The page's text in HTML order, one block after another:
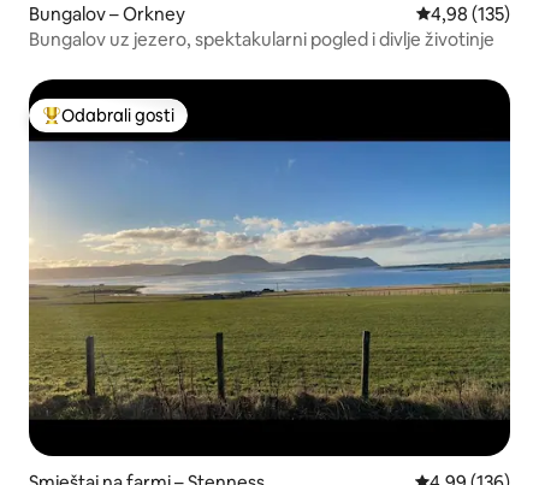
Bungalov – Orkney Prosječna
4,98 (135)
Bungalov uz jezero, spektakularni pogled i divlje životinje
Među najviše rangiranima s oznakom „Odabrali gosti”
Odabrali gosti